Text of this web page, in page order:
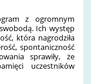
z ogromnym
Ich występ
która nagrodziła
spontaniczność
sprawiły, że
uczestników